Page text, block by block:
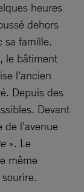
heures
dehors
sa famille.
le bâtiment
l’ancien
Depuis des
Devant
l’avenue
». Le
même